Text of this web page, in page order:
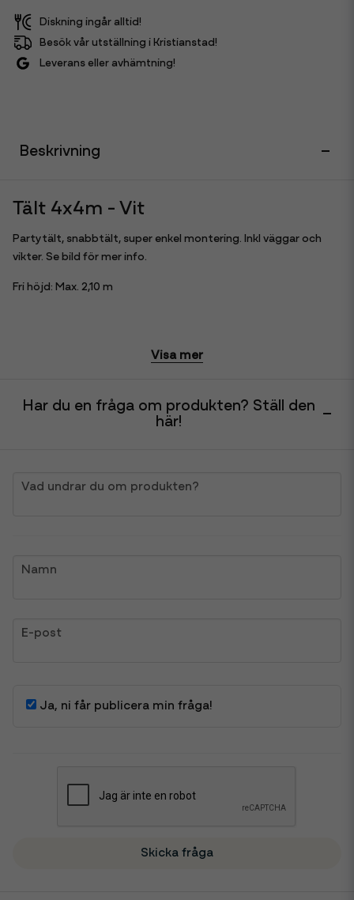
Diskning ingår alltid!
Besök vår utställning i Kristianstad!
Leverans eller avhämtning!
Beskrivning
Tält 4x4m - Vit
Partytält, snabbtält, super enkel montering. Inkl väggar och
vikter. Se bild för mer info.
Fri höjd: Max. 2,10 m
Visa mer
Har du en fråga om produkten? Ställ den
här!
question
Vad undrar du om produkten?
name
Namn
email
E-post
Ja, ni får publicera min fråga!
Skicka fråga